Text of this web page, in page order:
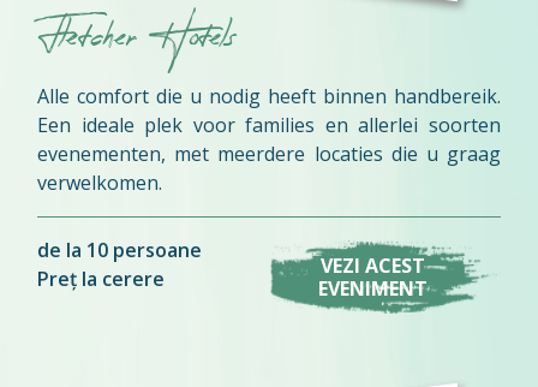
Fletcher Hotels
Alle comfort die u nodig heeft binnen handbereik.
Een ideale plek voor families en allerlei soorten
evenementen, met meerdere locaties die u graag
verwelkomen.
de la 10 persoane
Preț la cerere
VEZI ACEST
EVENIMENT